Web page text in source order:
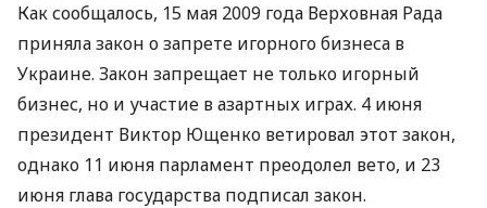
Как сообщалось, 15 мая 2009 года Верховная Рада
приняла закон о запрете игорного бизнеса в
Украине. Закон запрещает не только игорный
бизнес, но и участие в азартных играх. 4 июня
президент Виктор Ющенко ветировал этот закон,
однако 11 июня парламент преодолел вето, и 23
июня глава государства подписал закон.